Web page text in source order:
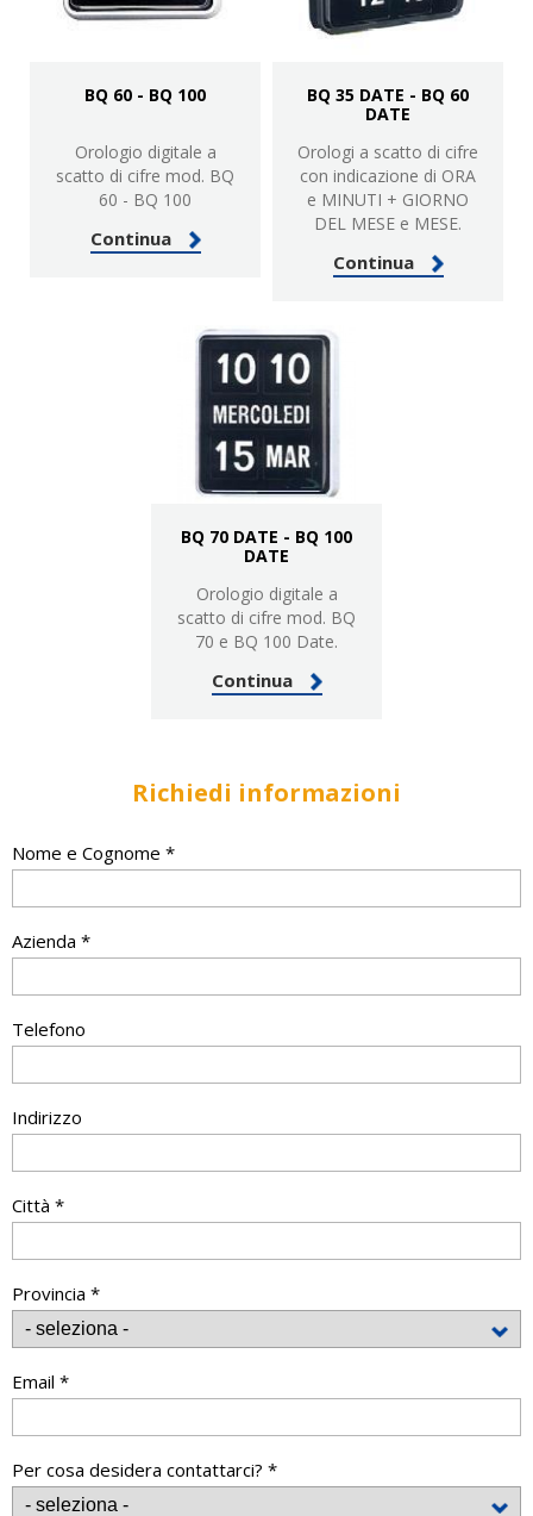
BQ 60 - BQ 100
Orologio digitale a
scatto di cifre mod. BQ
60 - BQ 100
Continua
BQ 35 DATE - BQ 60
DATE
Orologi a scatto di cifre
con indicazione di ORA
e MINUTI + GIORNO
DEL MESE e MESE.
Continua
BQ 70 DATE - BQ 100
DATE
Orologio digitale a
scatto di cifre mod. BQ
70 e BQ 100 Date.
Continua
Richiedi informazioni
Nome e Cognome *
Azienda *
Telefono
Indirizzo
Città *
Provincia *
Email *
Per cosa desidera contattarci? *